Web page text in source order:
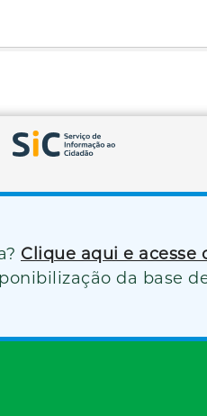
Clique aqui e
da base